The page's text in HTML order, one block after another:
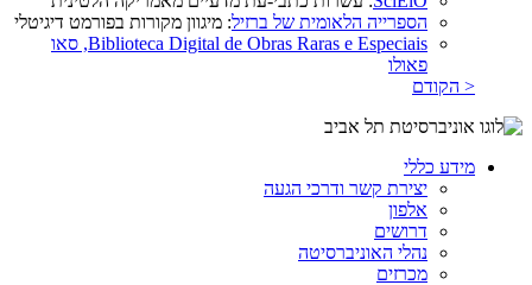
הספרייה הלאומית של ברזיל: מיגוון מקורות בפורמט דיגיטלי
Biblioteca Digital de Obras Raras e Especiais, סאו
פאולו
< הקודם
מידע כללי
יצירת קשר ודרכי הגעה
אלפון
דרושים
נהלי האוניברסיטה
מכרזים